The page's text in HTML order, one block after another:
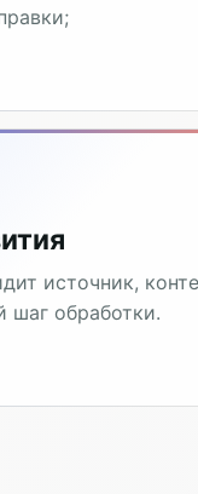
источник,
шаг обработки.